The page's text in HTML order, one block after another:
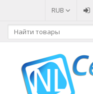
RUB